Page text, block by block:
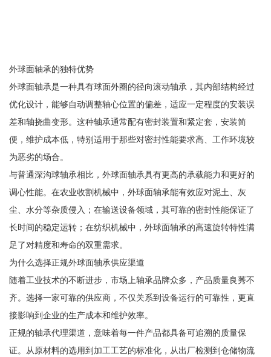
外球面轴承的独特优势
外球面轴承是一种具有球面外圈的径向滚动轴承，其内部结构经过
优化设计，能够自动调整轴心位置的偏差，适应一定程度的安装误
差和轴挠曲变形。这种轴承通常配有密封装置和紧定套，安装简
便，维护成本低，特别适用于那些对密封性能要求高、工作环境较
为恶劣的场合。
与普通深沟球轴承相比，外球面轴承具有更高的承载能力和更好的
调心性能。在农业收割机械中，外球面轴承能有效应对泥土、灰
尘、水分等杂质侵入；在输送设备领域，其可靠的密封性能保证了
长时间的稳定运转；在纺织机械中，外球面轴承的高速旋转特性满
足了对精度和寿命的双重需求。
为什么选择正规外球面轴承供应渠道
随着工业技术的不断进步，市场上轴承品牌众多，产品质量良莠不
齐。选择一家可靠的供应商，不仅关系到设备运行的可靠性，更直
接影响到企业的生产成本和维护效率。
正规的轴承代理渠道，意味着每一件产品都具备可追溯的质量保
证。从原材料的选用到加工工艺的标准化，从出厂检测到仓储物流